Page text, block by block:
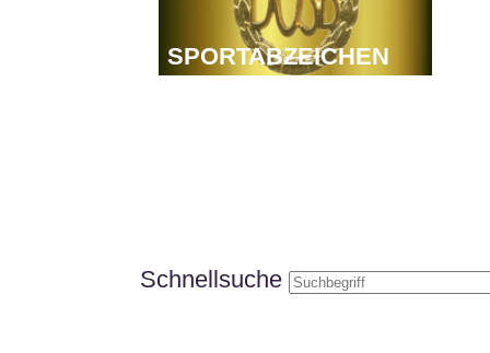
SPORTABZEICHEN
Schnellsuche